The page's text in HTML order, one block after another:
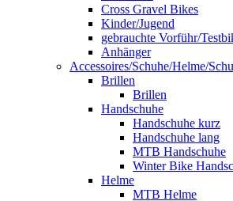
Cross Gravel Bikes
Kinder/Jugend
gebrauchte Vorführ/
Anhänger
Accessoires/Schuhe/Helme/
Brillen
Brillen
Handschuhe
Handschuhe kurz
Handschuhe lang
MTB Handschuhe
Winter Bike
Helme
MTB Helme